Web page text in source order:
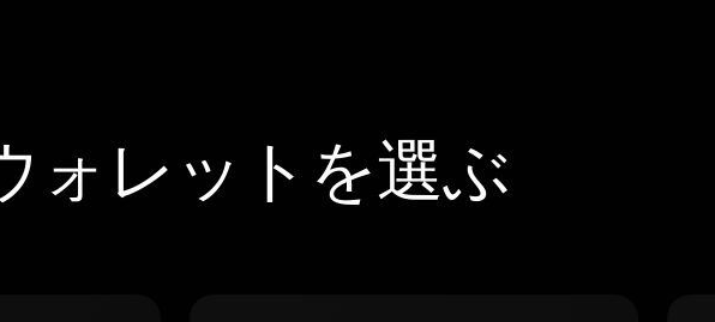
ォレットを選ぶ